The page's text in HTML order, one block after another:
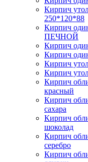
Кирпич
250*120*88
Кирпич
ПЕЧНОЙ
Кирпич
Кирпич
Кирпич
Кирпич
Кирпич
красный
Кирпич
сахара
Кирпич
шоколад
Кирпич
серебро
Кирпич